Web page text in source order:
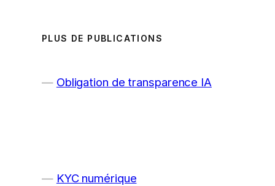
PLUS DE PUBLICATIONS
Obligation de transparence IA
KYC numérique